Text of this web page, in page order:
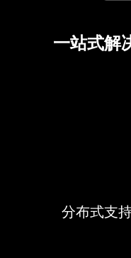
一站式解
分布式支